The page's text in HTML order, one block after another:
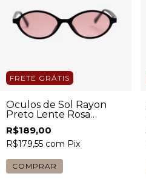
FRETE GRÁTIS
Óculos de Sol Rayon
Preto Lente Rosa
Feminino
R$189,00
R$179,55 com Pix
COMPRAR